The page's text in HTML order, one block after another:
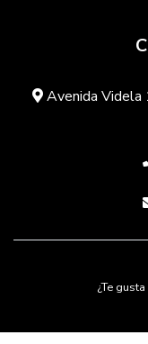
Avenida Videla
¿Te